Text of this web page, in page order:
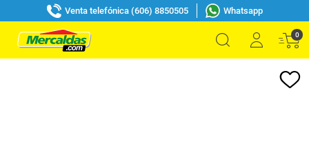
Venta telefónica (606) 8850505 Whatsapp
0